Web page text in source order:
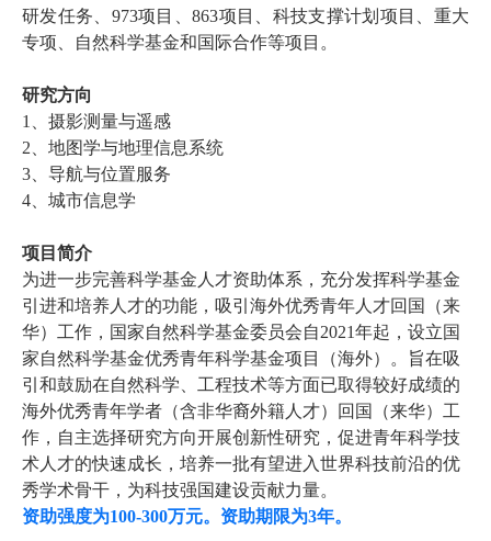
研发任务
973项目、863项目、科技支撑计划项目、重大
专项、自然科学基金和国际合作等项目 。
研究方向
1
、摄影测量与遥感
2 、地图学与地理信息系统
3 、导航与位置服务
4
城市信息学
项目简介
为进一步完善科学基金人才资助体系，充分发挥科学基金
引进和培养人才的功能，吸引海外优秀青年人才回国（来
华）工作，国家自然科学基金委员会自2021年起，设立国
家自然科学基金优秀青年科学基金项目（海外）。旨在吸
引和鼓励在自然科学、工程技术等方面已取得较好成绩的
海外优秀青年学者（含非华裔外籍人才）回国（来华）工
作，自主选择研究方向开展创新性研究，促进青年科学技
术人才的快速成长，培养一批有望进入世界科技前沿的优
秀学术骨干，为科技强国建设贡献力量。
资助强度为100-300万元。资助期限为3年。